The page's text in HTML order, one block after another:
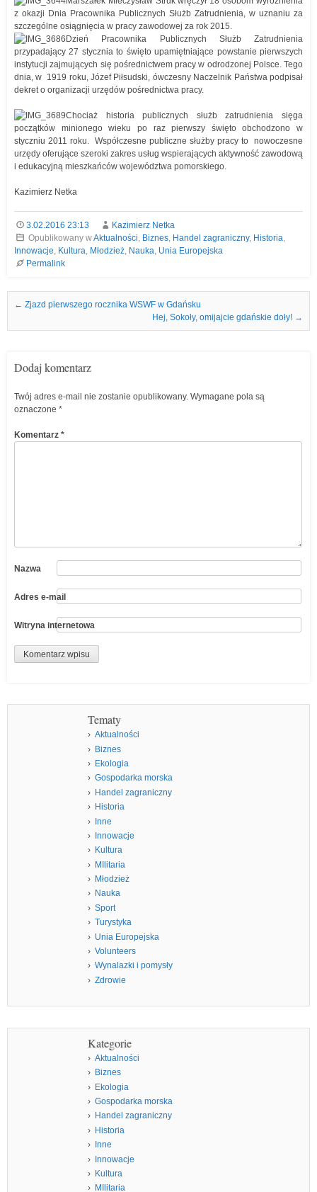
z okazji Dnia Pracownika Publicznych Służb Zatrudnienia, w uznaniu za
szczególne osiągnięcia w pracy zawodowej za rok 2015.
Dzień Pracownika Publicznych Służb Zatrudnienia
przypadający 27 stycznia to święto upamiętniające powstanie pierwszych
instytucji zajmujących się pośrednictwem pracy w odrodzonej Polsce. Tego
dnia, w 1919 roku, Józef Piłsudski, ówczesny Naczelnik Państwa podpisał
dekret o organizacji urzędów pośrednictwa pracy.
Chociaż historia publicznych służb zatrudnienia sięga
początków minionego wieku po raz pierwszy święto obchodzono w
styczniu 2011 roku. Współczesne publiczne służby pracy to nowoczesne
urzędy oferujące szeroki zakres usług wspierających aktywność zawodową
i edukacyjną mieszkańców województwa pomorskiego.
Kazimierz Netka
3.02.2016 23:13
Kazimierz Netka
Opublikowany wAktualności, Biznes, Handel zagraniczny, Historia,
Innowacje, Kultura, Młodzież, Nauka, Unia Europejska
Permalink
Nawigacja we wpisach
← Zjazd pierwszego rocznika WSWF w Gdańsku
Hej, Sokoły, omijajcie gdańskie doły! →
Dodaj komentarz
Twój adres e-mail nie zostanie opublikowany. Wymagane pola są
oznaczone *
Komentarz *
Nazwa
Adres e-mail
Witryna internetowa
Tematy
Aktualności
Biznes
Ekologia
Gospodarka morska
Handel zagraniczny
Historia
Inne
Innowacje
Kultura
MIlitaria
Młodzież
Nauka
Sport
Turystyka
Unia Europejska
Volunteers
Wynalazki i pomysły
Zdrowie
Kategorie
Aktualności
Biznes
Ekologia
Gospodarka morska
Handel zagraniczny
Historia
Inne
Innowacje
Kultura
MIlitaria